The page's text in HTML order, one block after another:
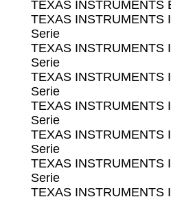
TEXAS INSTRUMENTS
TEXAS INSTRUMENTS
Serie
TEXAS INSTRUMENTS
Serie
TEXAS INSTRUMENTS
Serie
TEXAS INSTRUMENTS
Serie
TEXAS INSTRUMENTS
Serie
TEXAS INSTRUMENTS
Serie
TEXAS INSTRUMENTS